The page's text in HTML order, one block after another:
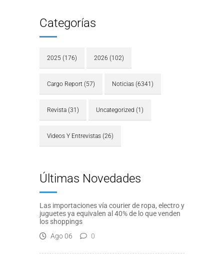
Categorías
2025 (176) 2026 (102)
Cargo Report (57) Noticias (6341)
Revista (31) Uncategorized (1)
Videos Y Entrevistas (26)
Últimas Novedades
Las importaciones vía courier de ropa, electro y
juguetes ya equivalen al 40% de lo que venden
los shoppings
Ago 06
0